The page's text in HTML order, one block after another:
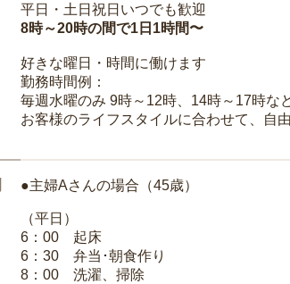
平日・土日祝日いつでも歓迎
8時～20時の間で1日1時間〜
好きな曜日・時間に働けます
勤務時間例：
毎週水曜のみ 9時～12時、14時～17時な
お客様のライフスタイルに合わせて、自
●主婦Aさんの場合（45歳）
（平日）
6：00 起床
6：30 弁当･朝食作り
8：00 洗濯、掃除